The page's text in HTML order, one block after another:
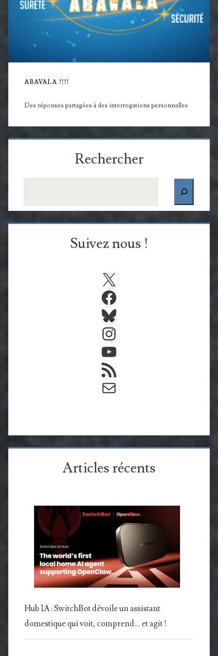
ABAVALA !!!!
Des réponses partagées à des interrogations personnelles
Rechercher
Suivez nous !
Articles récents
Hub IA : SwitchBot dévoile un assistant
domestique qui voit, comprend… et agit !